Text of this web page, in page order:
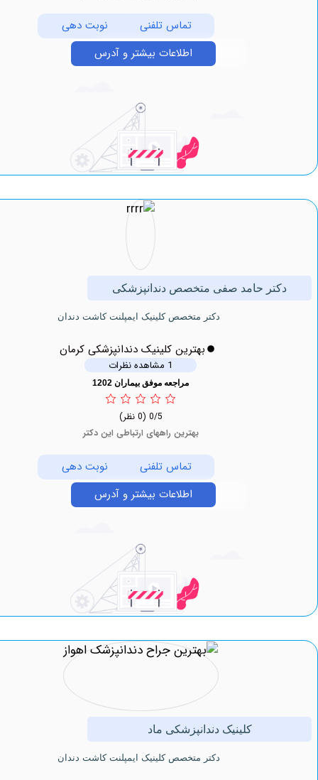
تماس تلفنی
نوبت دهی
اطلاعات بیشتر و آدرس
حامد صفی متخصص دندانپزشکی
دكتر متخصص کلینیک ايمپلنت كاشت دندان
بهترین کلینیک دندانپزشکی کرمان
مراجعه موفق بیماران 1202
بهترین راههای ارتباطی این دکتر
تماس تلفنی
نوبت دهی
اطلاعات بیشتر و آدرس
کلینیک دندانپزشکی ماد
دكتر متخصص کلینیک ايمپلنت كاشت دندان